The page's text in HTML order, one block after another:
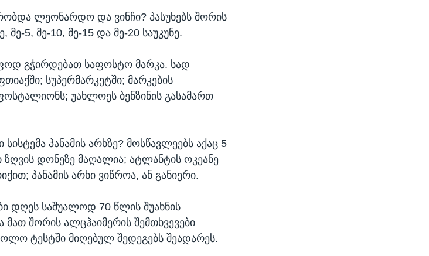
ლეონარდო და ვინჩი? პასუხებს შორის
მე-5, მე-10, მე-15 და მე-20 საუკუნე.
გჭირდებათ საფოსტო მარკა. სად
სუპერმარკეტში; მარკების
უახლოეს ბენზინის გასამართ
პანამის არხზე? მოსწავლეებს აქაც 5
ზღვის დონეზე მაღალია; ატლანტის ოკეანე
პანამის არხი ვიწროა, ან განიერი.
დღეს საშუალოდ 70 წლის შუახნის
მათ შორის ალცჰაიმერის შემთხვევები
ტესტში მიღებულ შედეგებს შეადარეს.